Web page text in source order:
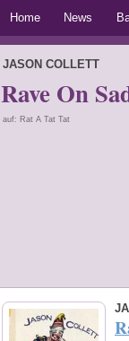
Home News
JASON COLLETT
Rave On
auf: Rat A Tat Tat